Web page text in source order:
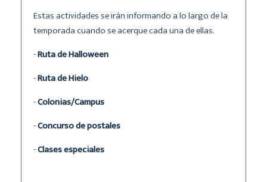
Estas actividades se irán informando a lo largo de la
temporada cuando se acerque cada una de ellas.
-Ruta de Halloween
-Ruta de Hielo
-Colonias/Campus
-Concurso de postales
-Clases especiales